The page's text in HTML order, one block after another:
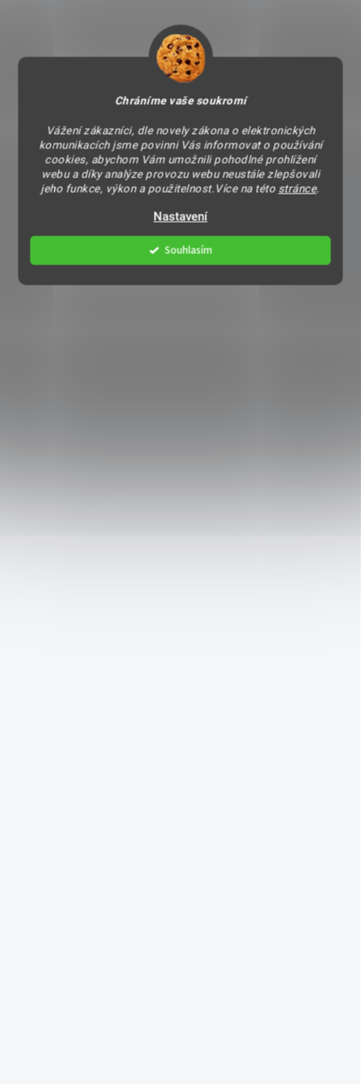
Chráníme vaše soukromí
Vážení zákazníci, dle novely zákona o elektronických
komunikacích jsme povinni Vás informovat o používání
cookies, abychom Vám umožnili pohodlné prohlížení
webu a díky analýze provozu webu neustále zlepšovali
jeho funkce, výkon a použitelnost.Více na této stránce.
Nastavení
Souhlasím